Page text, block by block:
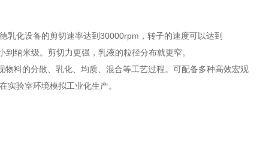
乳化设备的剪切速率达到30000rpm，转子的速度可以达到
纳米级。剪切力更强，乳液的粒径分布就更窄。
料的分散、乳化、均质、混合等工艺过程。可配备多种高效宏观
验室环境模拟工业化生产。